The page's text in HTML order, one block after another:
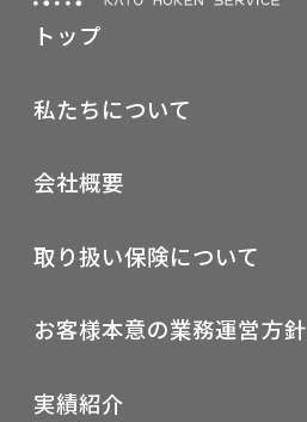
トップ
私たちについて
会社概要
取り扱い保険について
お客様本意の業務運営方針
実績紹介